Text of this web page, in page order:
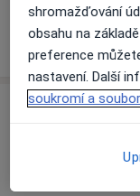
shromažďování
obsahu na
preference
nastavení. Další
soukromí a